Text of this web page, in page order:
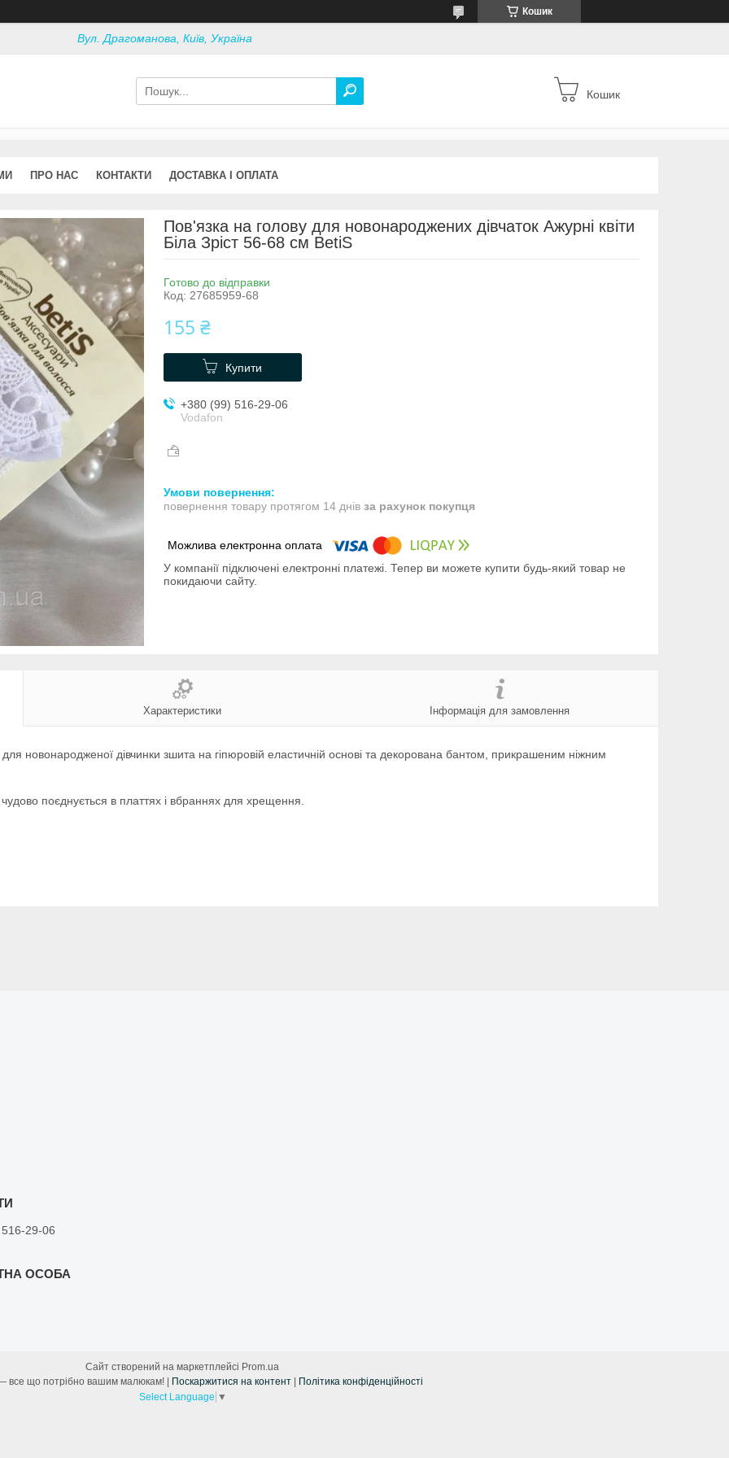
Кошик
Вул. Драгоманова, Київ, Україна
Кошик
ПРО НАС КОНТАКТИ ДОСТАВКА І ОПЛАТА
Пов'язка на голову для новонароджених дівчаток Ажурні квіти
Біла Зріст 56-68 см BetiS
Готово до відправки
Код: 27685959-68
155 ₴
Купити
+380 (99) 516-29-06
Vodafon
повернення товару протягом 14 днів за рахунок покупця
У компанії підключені електронні платежі. Тепер ви можете купити будь-який товар не
покидаючи сайту.
Характеристики Інформація для замовлення
для новонародженої дівчинки зшита на гіпюровій еластичній основі та декорована бантом, прикрашеним ніжним
поєднується в платтях і вбраннях для хрещення.
29-06
Сайт створений на маркетплейсі Prom.ua
Поскаржитися на контент
Політика конфіденційності
Select Language ▼